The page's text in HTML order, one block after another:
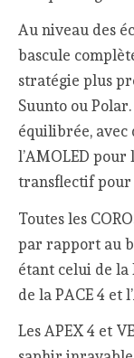
Au niveau des
bascule
stratégie plus
Suunto ou
équilibrée, avec
l’AMOLED
transflectif pour
Toutes les
par rapport au
étant celui de la
de la PACE 4 et
Les APEX 4 et